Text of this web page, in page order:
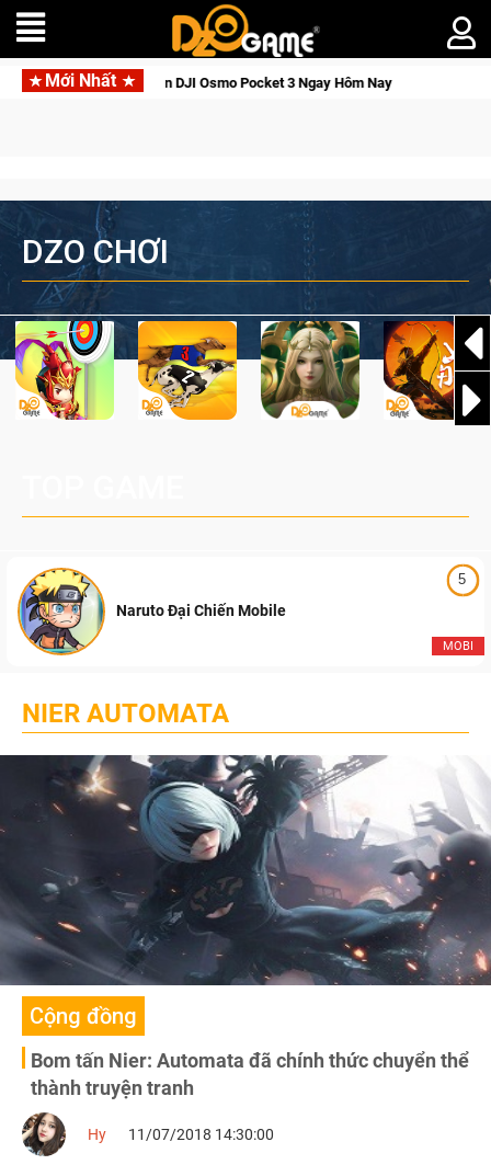
Mới Nhất
Tỉnh, Săn DJI Osmo Pocket 3 Ngay Hôm Nay
DZO CHƠI
5
MOBI
Naruto Đại Chiến Mobile
NIER AUTOMATA
Cộng đồng
Bom tấn Nier: Automata đã chính thức chuyển thể
thành truyện tranh
Hy 11/07/2018 14:30:00